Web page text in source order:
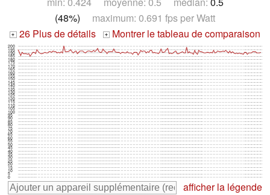
(48%) maximum: 0.691 fps per Watt
+ 26 Plus de détails + Montrer le tableau de comparaison
0
5
10
15
20
25
30
35
40
45
50
55
60
65
70
75
80
85
90
95
100
105
110
115
120
125
130
135
140
145
150
155
160
165
170
175
180
185
190
195
200
afficher la légende